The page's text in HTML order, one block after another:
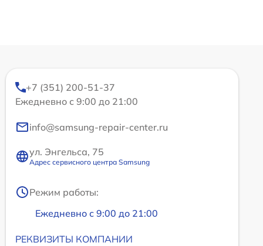
+7 (351) 200-51-37
Ежедневно с 9:00 до 21:00
info@samsung-repair-center.ru
ул. Энгельса, 75
Адрес сервисного центра Samsung
Режим работы:
Ежедневно с 9:00 до 21:00
РЕКВИЗИТЫ КОМПАНИИ